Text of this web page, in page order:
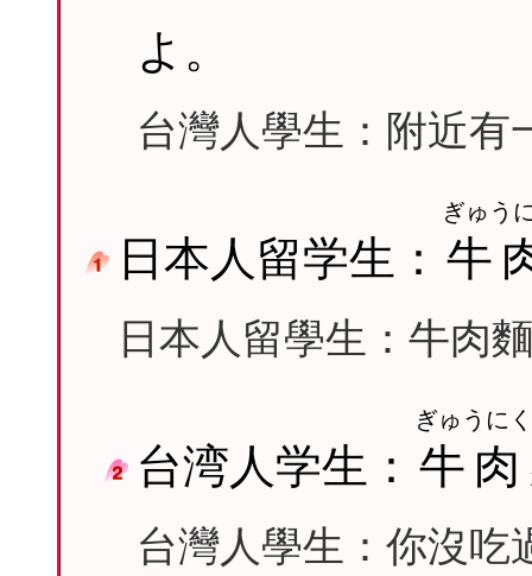
よ。
台灣人學生：附近有
日本人留学生： 牛
ぎゅう
日本人留學生：牛肉
台湾人学生： 牛
ぎゅうに
台灣人學生：你沒吃